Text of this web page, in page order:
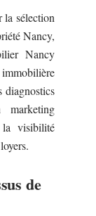
la sélection
Nancy,
Nancy
diagnostics
visibilité
de